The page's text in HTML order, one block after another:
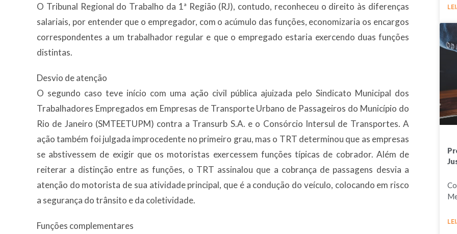
O Tribunal Regional do Trabalho da 1ª Região (RJ), contudo, reconheceu o direito às diferenças
salariais, por entender que o empregador, com o acúmulo das funções, economizaria os encargos
correspondentes a um trabalhador regular e que o empregado estaria exercendo duas funções
distintas.
Desvio de atenção
O segundo caso teve início com uma ação civil pública ajuizada pelo Sindicato Municipal dos
Trabalhadores Empregados em Empresas de Transporte Urbano de Passageiros do Município do
Rio de Janeiro (SMTEETUPM) contra a Transurb S.A. e o Consórcio Intersul de Transportes. A
ação também foi julgada improcedente no primeiro grau, mas o TRT determinou que as empresas
se abstivessem de exigir que os motoristas exercessem funções típicas de cobrador. Além de
reiterar a distinção entre as funções, o TRT assinalou que a cobrança de passagens desvia a
atenção do motorista de sua atividade principal, que é a condução do veículo, colocando em risco
a segurança do trânsito e da coletividade.
Funções complementares